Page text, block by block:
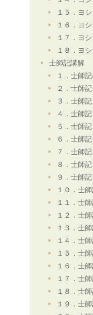
１５．ヨ
１６．ヨ
１７．ヨ
１８．ヨ
士師記講解
１．士師
２．士師
３．士師
４．士師
５．士師
６．士師
７．士師
８．士師
９．士師
１０．士
１１．士
１２．士
１３．士
１４．士
１５．士
１６．士
１７．士
１８．士
１９．士